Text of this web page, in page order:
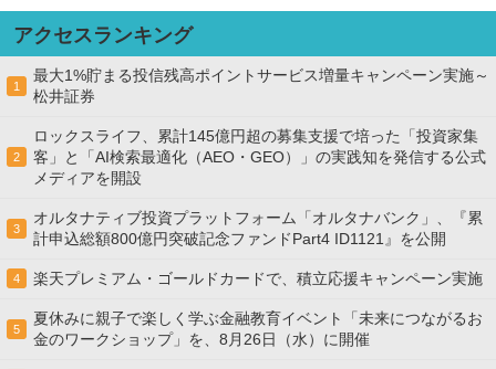
アクセスランキング
1
最大1%貯まる投信残高ポイントサービス増量キャンペーン実施～
松井証券
2
ロックスライフ、累計145億円超の募集支援で培った「投資家集
客」と「AI検索最適化（AEO・GEO）」の実践知を発信する公式
メディアを開設
3
オルタナティブ投資プラットフォーム「オルタナバンク」、『累
計申込総額800億円突破記念ファンドPart4 ID1121』を公開
4 楽天プレミアム・ゴールドカードで、積立応援キャンペーン実施
5
夏休みに親子で楽しく学ぶ金融教育イベント「未来につながるお
金のワークショップ」を、8月26日（水）に開催